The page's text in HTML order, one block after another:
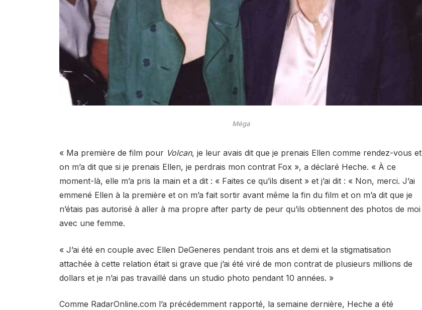
Méga
« Ma première de film pour Volcan, je leur avais dit que je prenais Ellen comme rendez-vous et
on m’a dit que si je prenais Ellen, je perdrais mon contrat Fox », a déclaré Heche. « À ce
moment-là, elle m’a pris la main et a dit : « Faites ce qu’ils disent » et j’ai dit : « Non, merci. J’ai
emmené Ellen à la première et on m’a fait sortir avant même la fin du film et on m’a dit que je
n’étais pas autorisé à aller à ma propre after party de peur qu’ils obtiennent des photos de moi
avec une femme.
« J’ai été en couple avec Ellen DeGeneres pendant trois ans et demi et la stigmatisation
attachée à cette relation était si grave que j’ai été viré de mon contrat de plusieurs millions de
dollars et je n’ai pas travaillé dans un studio photo pendant 10 années. »
Comme RadarOnline.com l’a précédemment rapporté, la semaine dernière, Heche a été